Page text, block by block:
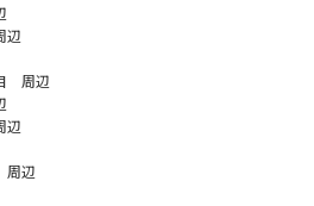
辺
周辺
辺
周辺